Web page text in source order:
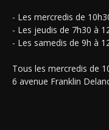
- Les mercredis de
- Les jeudis de 7h30 à
- Les samedis de 9h à
Tous les mercredis de
6 avenue Franklin